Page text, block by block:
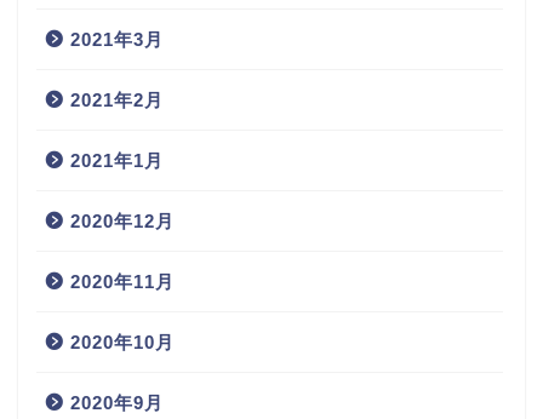
2021年3月
2021年2月
2021年1月
2020年12月
2020年11月
2020年10月
2020年9月